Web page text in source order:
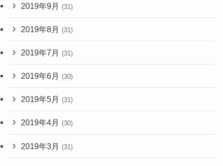
2019年9月 (31)
2019年8月 (31)
2019年7月 (31)
2019年6月 (30)
2019年5月 (31)
2019年4月 (30)
2019年3月 (31)